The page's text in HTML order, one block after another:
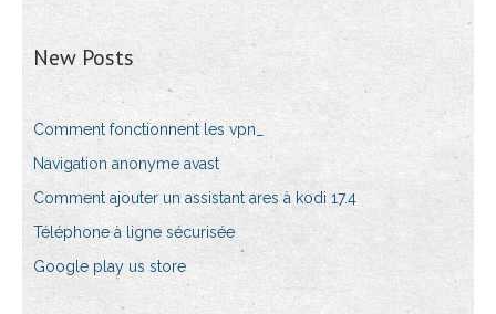
New Posts
Comment fonctionnent les vpn_
Navigation anonyme avast
Comment ajouter un assistant ares à kodi 17.4
Téléphone à ligne sécurisée
Google play us store